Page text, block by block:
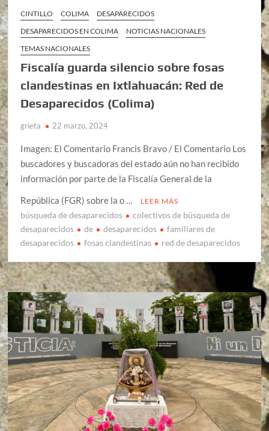
CINTILLO COLIMA
DESAPARECIDOS
DESAPARECIDOS EN COLIMA
NOTICIAS NACIONALES
TEMAS NACIONALES
Fiscalía guarda silencio sobre fosas
clandestinas en Ixtlahuacán: Red de
Desaparecidos (Colima)
grieta 22 marzo, 2024
Imagen: El Comentario Francis Bravo / El Comentario Los
buscadores y buscadoras del estado aún no han recibido
información por parte de la Fiscalía General de la
República (FGR) sobre la o …
LEER MÁS
búsqueda de desaparecidos
colectivos de búsqueda de
desaparecidos
de desaparecidos
familiares de
desaparecidos
fosas clandestinas red de desaparecidos